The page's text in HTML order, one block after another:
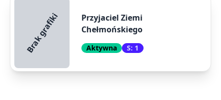
Brak grafiki
Przyjaciel Ziemi
Chełmońskiego
Aktywna S: 1